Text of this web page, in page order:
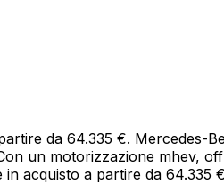
da 64.335 €. Mercedes-
un motorizzazione mhev,
acquisto a partire da 64.335